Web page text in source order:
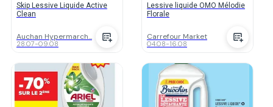
Skip Lessive Liquide Active
Clean
Auchan Hypermarch...
28.07-09.08
Lessive liquide OMO Mélodie
Florale
Carrefour Market
04.08-16.08